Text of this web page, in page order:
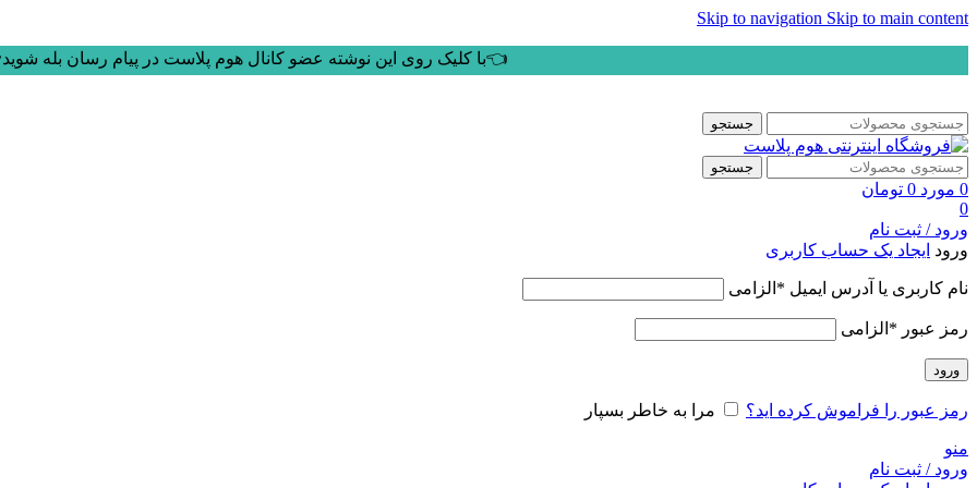
Skip to navigation Skip to main content
👈با کلیک روی این نوشته عضو کانال هوم پلاست در پیام رسان بله
جستجو
جستجو
0 مورد 0 تومان
0
ورود / ثبت نام
ورود ایجاد یک حساب کاربری
نام کاربری یا آدرس ایمیل * الزامی
رمز عبور * الزامی
ورود
رمز عبور را فراموش کرده اید؟ مرا به خاطر بسپار
منو
ورود / ثبت نام